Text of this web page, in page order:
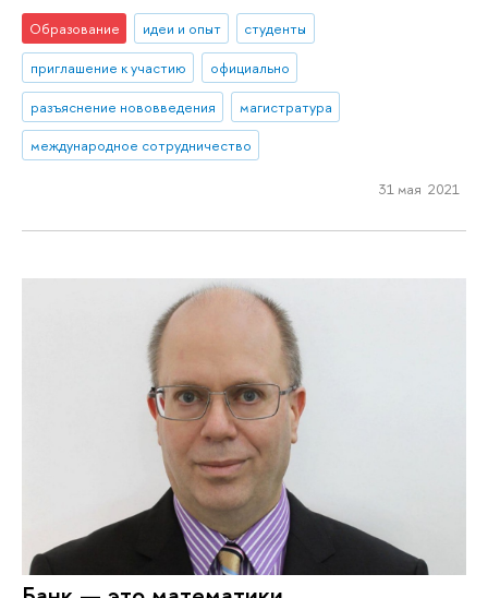
Образование идеи и опыт
студенты
приглашение к участию
официально
разъяснение нововведения
магистратура
международное сотрудничество
31 мая 2021